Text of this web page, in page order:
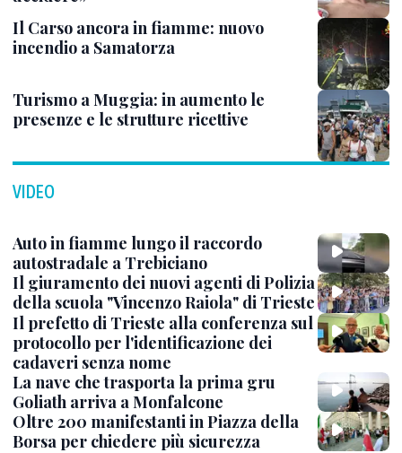
Il Carso ancora in fiamme: nuovo
incendio a Samatorza
Turismo a Muggia: in aumento le
presenze e le strutture ricettive
VIDEO
Auto in fiamme lungo il raccordo
autostradale a Trebiciano
Il giuramento dei nuovi agenti di Polizia
della scuola "Vincenzo Raiola" di Trieste
Il prefetto di Trieste alla conferenza sul
protocollo per l'identificazione dei
cadaveri senza nome
La nave che trasporta la prima gru
Goliath arriva a Monfalcone
Oltre 200 manifestanti in Piazza della
Borsa per chiedere più sicurezza